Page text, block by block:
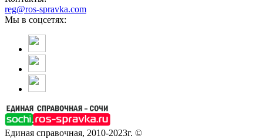
reg@ros-spravka.com
Мы в соцсетях:
Единая справочная, 2010-2023г. ©